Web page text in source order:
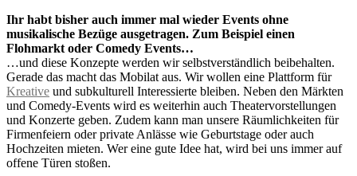
Ihr habt bisher auch immer mal wieder Events ohne
musikalische Bezüge ausgetragen. Zum Beispiel einen
Flohmarkt oder Comedy Events…
…und diese Konzepte werden wir selbstverständlich beibehalten.
Gerade das macht das Mobilat aus. Wir wollen eine Plattform für
Kreative und subkulturell Interessierte bleiben. Neben den Märkten
und Comedy-Events wird es weiterhin auch Theatervorstellungen
und Konzerte geben. Zudem kann man unsere Räumlichkeiten für
Firmenfeiern oder private Anlässe wie Geburtstage oder auch
Hochzeiten mieten. Wer eine gute Idee hat, wird bei uns immer auf
offene Türen stoßen.